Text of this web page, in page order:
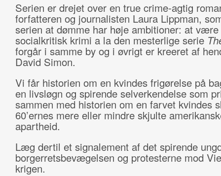
Serien er drejet over en true crime-agtig
forfatteren og journalisten Laura Lippman,
serien at dømme har høje ambitioner: at være
socialkritisk krimi a la den mesterlige serie
forgår i samme by og i øvrigt er kreeret af
David Simon.
Vi får historien om en kvindes frigørelse på
en livsløgn og spirende selverkendelse som
sammen med historien om en farvet kvindes
60’ernes mere eller mindre skjulte
apartheid.
Læg dertil et signalement af det spirende
borgerretsbevægelsen og protesterne mod
krigen.